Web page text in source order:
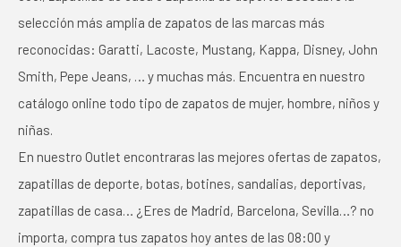
selección más amplia de zapatos de las marcas más
reconocidas: Garatti, Lacoste, Mustang, Kappa, Disney, John
Smith, Pepe Jeans, … y muchas más. Encuentra en nuestro
catálogo online todo tipo de zapatos de mujer, hombre, niños y
niñas.
En nuestro Outlet encontraras las mejores ofertas de zapatos,
zapatillas de deporte, botas, botines, sandalias, deportivas,
zapatillas de casa… ¿Eres de Madrid, Barcelona, Sevilla…? no
importa, compra tus zapatos hoy antes de las 08:00 y